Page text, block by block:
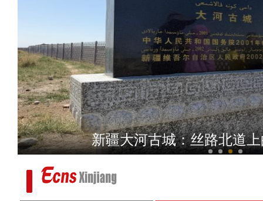
初夏时节 新疆昭苏上
新疆大河古城：丝路北道